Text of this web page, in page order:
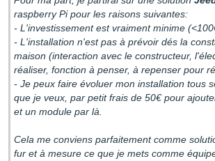
raspberry Pi pour les raisons suivantes:
- L'investissement est vraiment minime
- L'installation n'est pas à prévoir dés la
maison (interaction avec le constructeur,
réaliser, fonction à penser, à repenser pour
- Je peux faire évoluer mon installation tous
que je veux, par petit frais de 50€ pour
et un module par là.
Cela me conviens parfaitement comme
fur et à mesure ce que je mets comme